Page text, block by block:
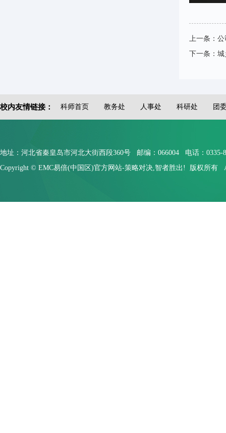
上一条： 公
下一条： 城
校内友情链接： 科师首页 教务处 人事处 科研处 团
地址：河北省秦皇岛市河北大街西段360号 邮编：066004 电话：0335-
Copyright © EMC易倍(中国区)官方网站-策略对决,智者胜出! 版权所有